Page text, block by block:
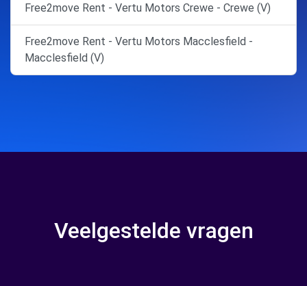
Free2move Rent - Vertu Motors Crewe - Crewe (V)
Free2move Rent - Vertu Motors Macclesfield -
Macclesfield (V)
Veelgestelde vragen